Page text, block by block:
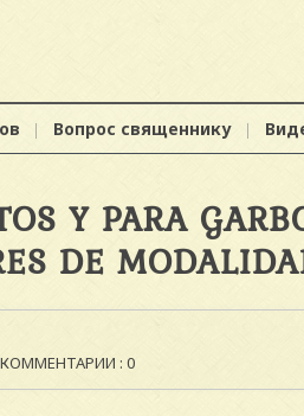
Вопрос священнику
Y PARA
DE
КОММЕНТАРИИ : 0